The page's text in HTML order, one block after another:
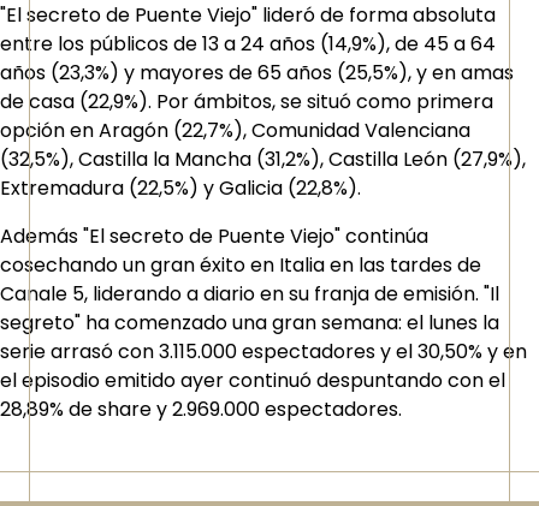
"El secreto de Puente Viejo" lideró de forma absoluta
entre los públicos de 13 a 24 años (14,9%), de 45 a 64
años (23,3%) y mayores de 65 años (25,5%), y en amas
de casa (22,9%). Por ámbitos, se situó como primera
opción en Aragón (22,7%), Comunidad Valenciana
(32,5%), Castilla la Mancha (31,2%), Castilla León (27,9%),
Extremadura (22,5%) y Galicia (22,8%).
Además "El secreto de Puente Viejo" continúa
cosechando un gran éxito en Italia en las tardes de
Canale 5, liderando a diario en su franja de emisión. "Il
segreto" ha comenzado una gran semana: el lunes la
serie arrasó con 3.115.000 espectadores y el 30,50% y en
el episodio emitido ayer continuó despuntando con el
28,89% de share y 2.969.000 espectadores.